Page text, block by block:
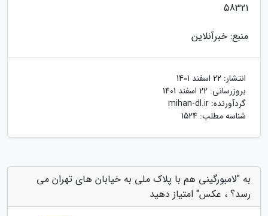
58321
منبع: خبرآنلاین
انتشار: 22 اسفند 1401
بروزرسانی: 22 اسفند 1401
گردآورنده: mihan-dl.ir
شناسه مطلب: 1524
به "لامبورگینی هم با پلاک ملی به خیابان های تهران می
رسد؟ ، عکس" امتیاز دهید